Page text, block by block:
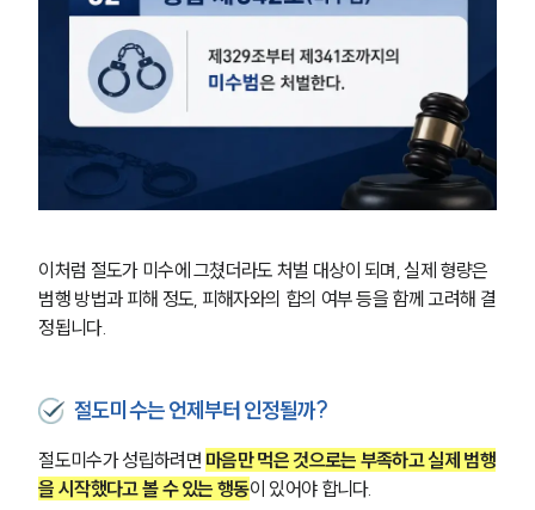
이처럼 절도가 미수에 그쳤더라도 처벌 대상이 되며, 실제 형량은
범행 방법과 피해 정도, 피해자와의 합의 여부 등을 함께 고려해 결
정됩니다.
절도미수는 언제부터 인정될까?
절도미수가 성립하려면 마음만 먹은 것으로는 부족하고 실제 범행
을 시작했다고 볼 수 있는 행동이 있어야 합니다.